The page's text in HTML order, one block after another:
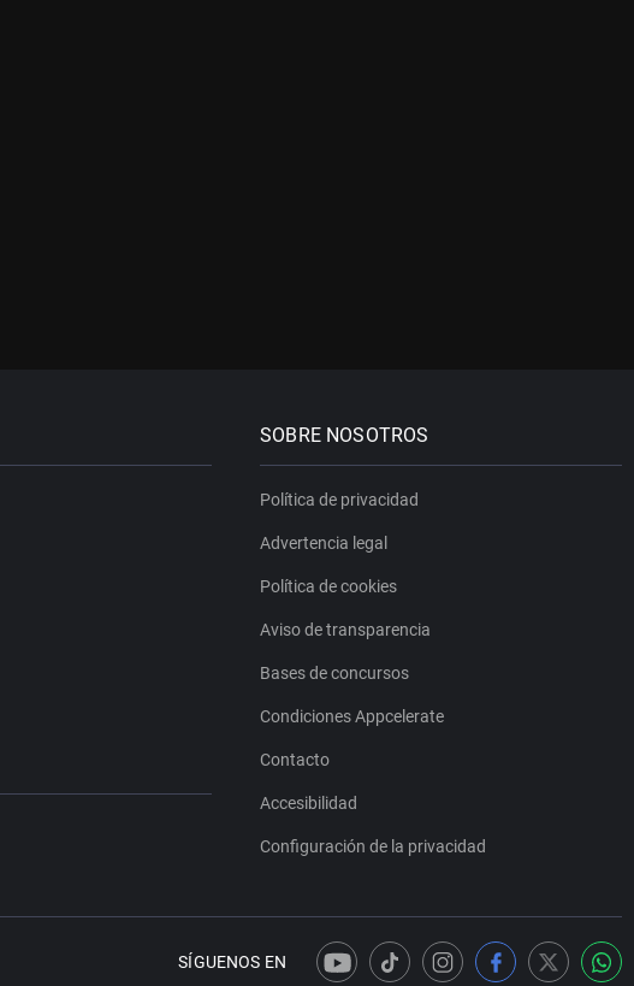
SOBRE NOSOTROS
Política de privacidad
Advertencia legal
Política de cookies
Aviso de transparencia
Bases de concursos
Condiciones Appcelerate
Contacto
Accesibilidad
Configuración de la privacidad
SÍGUENOS EN